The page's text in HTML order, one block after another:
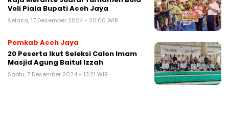
Voli Piala Bupati Aceh Jaya
Selasa, 17 Desember 2024 - 20:00 WIB
Pemkab Aceh Jaya
20 Peserta Ikut Seleksi Calon Imam
Masjid Agung Baitul Izzah
Sabtu, 7 Desember 2024 - 13:21 WIB